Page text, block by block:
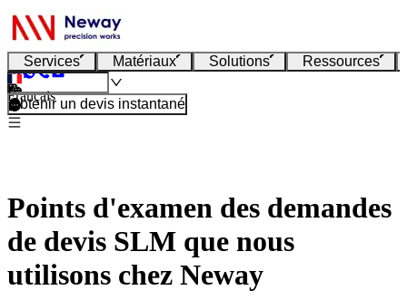
Services Matériaux Solutions Ressources
Français
Obtenir un devis instantané
Points d'examen des demandes
de devis SLM que nous
utilisons chez Neway